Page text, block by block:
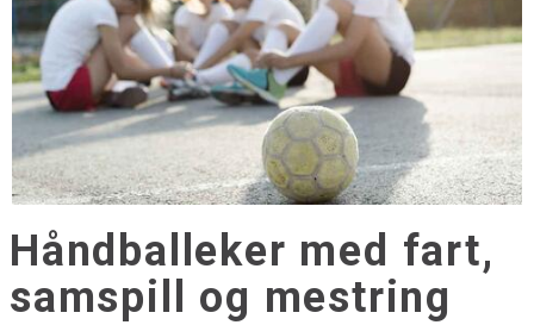
Håndballeker med fart,
samspill og mestring